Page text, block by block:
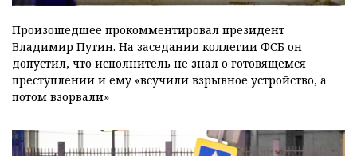
Произошедшее прокомментировал президент
Владимир Путин. На заседании коллегии ФСБ он
допустил, что исполнитель не знал о готовящемся
преступлении и ему «всучили взрывное устройство, а
потом взорвали»